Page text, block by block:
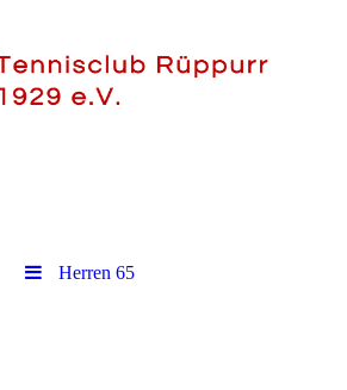
Herren 65